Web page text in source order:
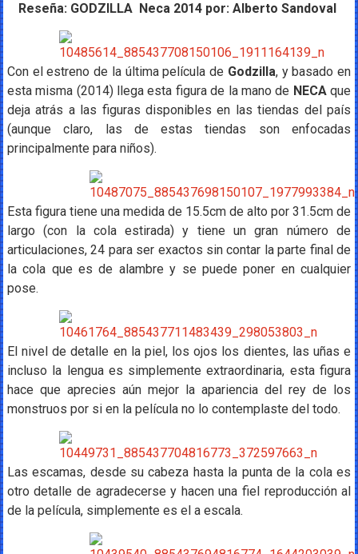
Reseña: GODZILLA Neca 2014 por: Alberto Sandoval
Con el estreno de la última película de Godzilla, y basado en
esta misma (2014) llega esta figura de la mano de NECAque
deja atrás a las figuras disponibles en las tiendas del país
(aunque claro, las de estas tiendas son enfocadas
principalmente para niños).
Esta figura tiene una medida de 15.5cm de alto por 31.5cm de
largo (con la cola estirada) y tiene un gran número de
articulaciones, 24 para ser exactos sin contar la parte final de
la cola que es de alambre y se puede poner en cualquier
pose.
El nivel de detalle en la piel, los ojos los dientes, las uñas e
incluso la lengua es simplemente extraordinaria, esta figura
hace que aprecies aún mejor la apariencia del rey de los
monstruos por si en la película no lo contemplaste del todo.
Las escamas, desde su cabeza hasta la punta de la cola es
otro detalle de agradecerse y hacen una fiel reproducción al
de la película, simplemente es el a escala.